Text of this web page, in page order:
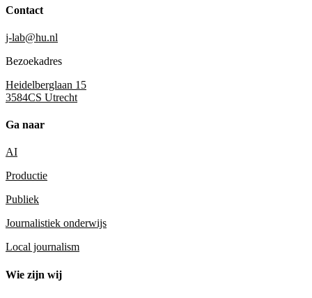
Contact
j-lab@hu.nl
Bezoekadres
Heidelberglaan 15
3584CS Utrecht
Ga naar
AI
Productie
Publiek
Journalistiek onderwijs
Local journalism
Wie zijn wij